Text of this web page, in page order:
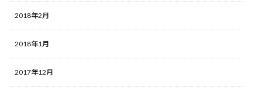
2018年2月
2018年1月
2017年12月